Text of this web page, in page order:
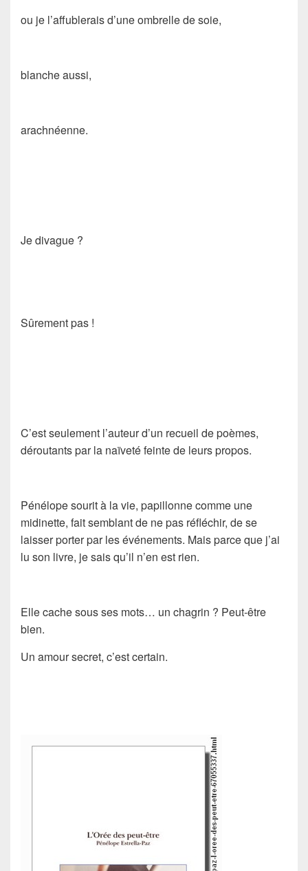
ou je l’affublerais d’une ombrelle de soie,
blanche aussi,
arachnéenne.
Je divague ?
Sûrement pas !
C’est seulement l’auteur d’un recueil de poèmes,
déroutants par la naïveté feinte de leurs propos.
Pénélope sourit à la vie, papillonne comme une
midinette, fait semblant de ne pas réfléchir, de se
laisser porter par les événements. Mais parce que j’ai
lu son livre, je sais qu’il n’en est rien.
Elle cache sous ses mots… un chagrin ? Peut-être
bien.
Un amour secret, c’est certain.